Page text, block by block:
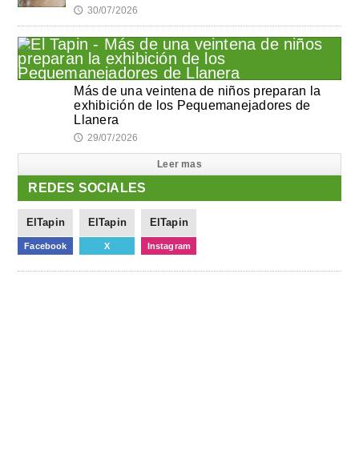
🕔 30/07/2026
Más de una veintena de niños preparan la
exhibición de los Pequemanejadores de
Llanera
🕔 29/07/2026
Leer mas
REDES SOCIALES
ElTapin
Facebook
ElTapin
X
ElTapin
Instagram